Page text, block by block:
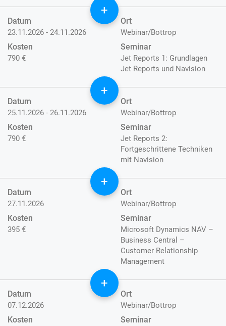
+
Datum
23.11.2026 - 24.11.2026
Ort
Webinar/Bottrop
Kosten
790 €
Seminar
Jet Reports 1: Grundlagen
Jet Reports und Navision
+
Datum
25.11.2026 - 26.11.2026
Ort
Webinar/Bottrop
Kosten
790 €
Seminar
Jet Reports 2:
Fortgeschrittene Techniken
mit Navision
+
Datum
27.11.2026
Ort
Webinar/Bottrop
Kosten
395 €
Seminar
Microsoft Dynamics NAV –
Business Central –
Customer Relationship
Management
+
Datum
07.12.2026
Ort
Webinar/Bottrop
Kosten Seminar